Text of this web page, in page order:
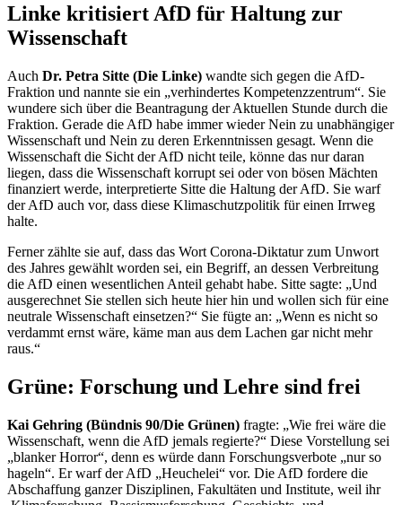
Linke kritisiert AfD für Haltung zur
Wissenschaft
Auch Dr. Petra Sitte (Die Linke) wandte sich gegen die AfD-
Fraktion und nannte sie ein „verhindertes Kompetenzzentrum“. Sie
wundere sich über die Beantragung der Aktuellen Stunde durch die
Fraktion. Gerade die AfD habe immer wieder Nein zu unabhängiger
Wissenschaft und Nein zu deren Erkenntnissen gesagt. Wenn die
Wissenschaft die Sicht der AfD nicht teile, könne das nur daran
liegen, dass die Wissenschaft korrupt sei oder von bösen Mächten
finanziert werde, interpretierte Sitte die Haltung der AfD. Sie warf
der AfD auch vor, dass diese Klimaschutzpolitik für einen Irrweg
halte.
Ferner zählte sie auf, dass das Wort Corona-Diktatur zum Unwort
des Jahres gewählt worden sei, ein Begriff, an dessen Verbreitung
die AfD einen wesentlichen Anteil gehabt habe. Sitte sagte: „Und
ausgerechnet Sie stellen sich heute hier hin und wollen sich für eine
neutrale Wissenschaft einsetzen?“ Sie fügte an: „Wenn es nicht so
verdammt ernst wäre, käme man aus dem Lachen gar nicht mehr
raus.“
Grüne: Forschung und Lehre sind frei
Kai Gehring (Bündnis 90/Die Grünen) fragte: „Wie frei wäre die
Wissenschaft, wenn die AfD jemals regierte?“ Diese Vorstellung sei
„blanker Horror“, denn es würde dann Forschungsverbote „nur so
hageln“. Er warf der AfD „Heuchelei“ vor. Die AfD fordere die
Abschaffung ganzer Disziplinen, Fakultäten und Institute, weil ihr